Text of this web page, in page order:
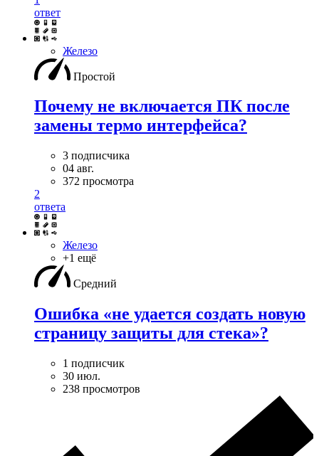
ответ
Железо
Простой
Почему не включается ПК после
замены термо интерфейса?
3 подписчика
04 авг.
372 просмотра
2
ответа
Железо
+1 ещё
Средний
Ошибка «не удается создать новую
страницу защиты для стека»?
1 подписчик
30 июл.
238 просмотров